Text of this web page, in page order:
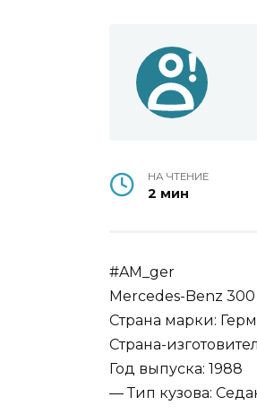
НА ЧТЕНИЕ
2 мин
#AM_ger
Mercedes-Benz 300
Страна марки:
Страна-
Год выпуска: 1988
— Тип кузова: